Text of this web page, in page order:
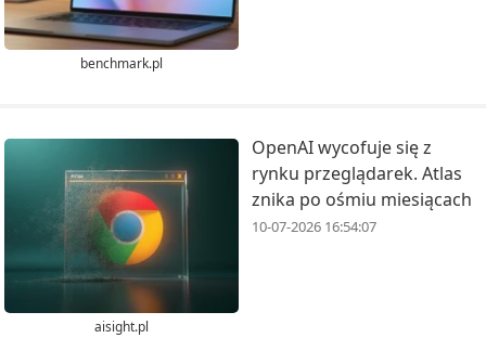
benchmark.pl
aisight.pl
OpenAI wycofuje się z
rynku przeglądarek. Atlas
znika po ośmiu miesiącach
10-07-2026 16:54:07